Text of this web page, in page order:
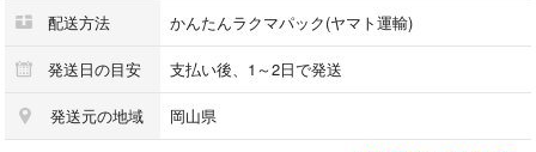
れば，無料で裾上げいたします。プロのリフォーム店にて仕立てますの
新品未使用品です。
気になるにおいもなく，非喫煙・ペットなし環境で保管しておりますの
配送方法 かんたんラクマパック(ヤマト運輸)
発送日の目安 支払い後、1～2日で発送
発送元の地域 岡山県